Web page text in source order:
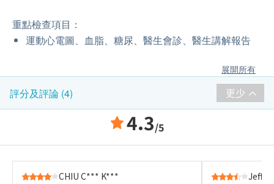
重點檢查項目：
運動心電圖、血脂、糖尿、醫生會診、醫生講解報告
展開所有
評分及評論 (4) 更少
4.3/5
CHIU C*** K***